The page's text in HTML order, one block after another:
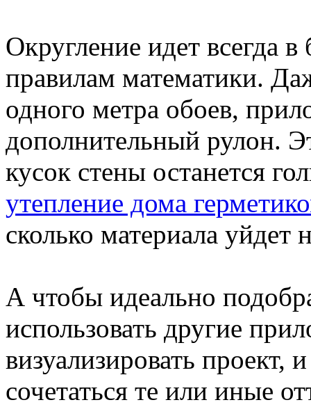
Округление идет всегда
правилам математики.
одного метра обоев,
дополнительный рулон.
кусок стены останется
утепление дома
сколько материала
А чтобы идеально
использовать другие
визуализировать проект,
сочетаться те или иные